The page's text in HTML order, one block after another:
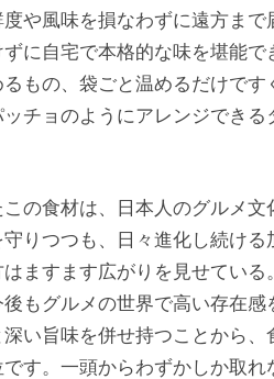
や風味を損なわずに遠方まで
に自宅で本格的な味を堪能で
もの、袋ごと温めるだけです
チョのようにアレンジできる
の食材は、日本人のグルメ文
りつつも、日々進化し続ける
ますます広がりを見せている
もグルメの世界で高い存在感
い旨味を併せ持つことから、
す。一頭からわずかしか取れ